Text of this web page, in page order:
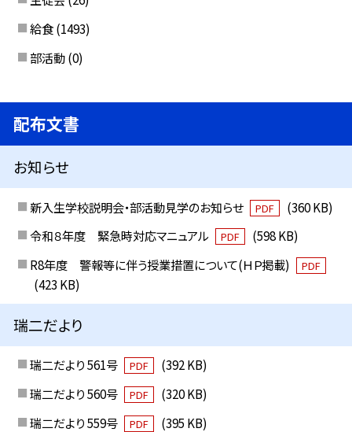
給食 (1493)
部活動 (0)
配布文書
お知らせ
新入生学校説明会・部活動見学のお知らせ PDF
(360 KB)
令和８年度 緊急時対応マニュアル
PDF
(598 KB)
R8年度 警報等に伴う授業措置について(ＨＰ掲載)
PDF
(423 KB)
瑞二だより
瑞二だより 561号 PDF
(392 KB)
瑞二だより 560号
PDF
(320 KB)
瑞二だより 559号
PDF (395 KB)